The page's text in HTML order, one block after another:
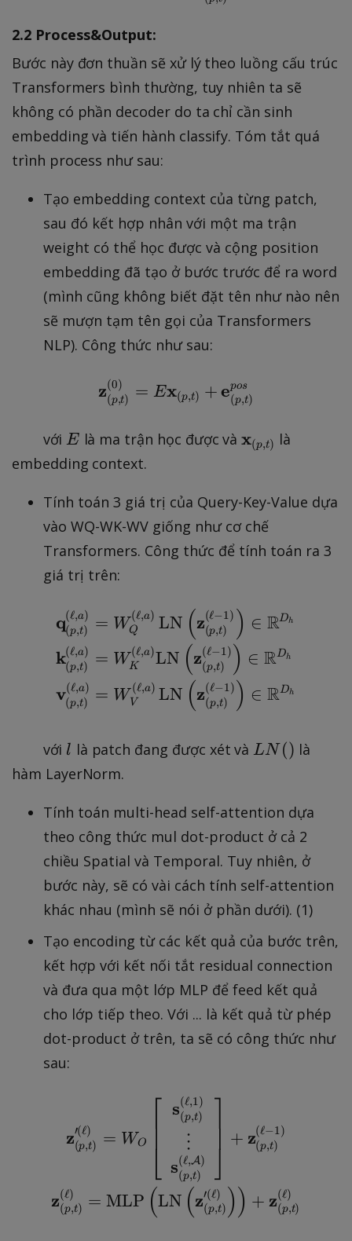
m
h
b
f{
e
{
(
p,
t)
}
^
{
o
}
2.2 Process&Output:
Bước này đơn thuần sẽ xử lý theo luồng cấu trúc
Transformers bình thường, tuy nhiên ta sẽ
không có phần decoder do ta chỉ cần sinh
embedding và tiến hành classify. Tóm tắt quá
trình process như sau:
Tạo embedding context của từng patch,
sau đó kết hợp nhân với một ma trận
weight có thể học được và cộng position
embedding đã tạo ở bước trước để ra word
(mình cũng không biết đặt tên như nào nên
sẽ mượn tạm tên gọi của Transformers
NLP). Công thức như sau:
\mathbf{z}_{(p,
z(p,t)
(0) = Ex(p,t) + e(p,t)
pos
với E
E là ma trận học được và\
m
t
h
f{
_
p,
t)
x(p,t) là
embedding context.
Tính toán 3 giá trị của Query-Key-Value dựa
vào WQ-WK-WV giống như cơ chế
Transformers. Công thức để tính toán ra 3
giá trị trên:
\begin{aligned}
q(p,t)
(ℓ,a) = WQ
(ℓ,a) LN (z(p,t)
(ℓ−1) ) ∈ RDh
k(p,t)
(ℓ,a) = WK
(ℓ,a)LN (z(p,t)
(ℓ−1) ) ∈ RDh
v(p,t)
(ℓ,a) = WV
(ℓ,a) LN (z(p,t)
(ℓ−1) ) ∈ RDh
với l
l là patch đang được xét và L
)
LN () là
hàm LayerNorm.
Tính toán multi-head self-attention dựa
theo công thức mul dot-product ở cả 2
chiều Spatial và Temporal. Tuy nhiên, ở
bước này, sẽ có vài cách tính self-attention
khác nhau (mình sẽ nói ở phần dưới). (1)
Tạo encoding từ các kết quả của bước trên,
kết hợp với kết nối tắt residual connection
và đưa qua một lớp MLP để feed kết quả
cho lớp tiếp theo. Với ... là kết quả từ phép
dot-product ở trên, ta sẽ có công thức như
sau:
\begin{gathered}
z(p,t)
′(ℓ) = WO ⎣
⎡ s(p,t)
(ℓ,1)
⋮
s(p,t)
(ℓ,A) ⎦
⎤ + z(p,t)
(ℓ−1)
z(p,t)
(ℓ) = MLP (LN (z(p,t)
′(ℓ) )) + z(p,t)
(ℓ)